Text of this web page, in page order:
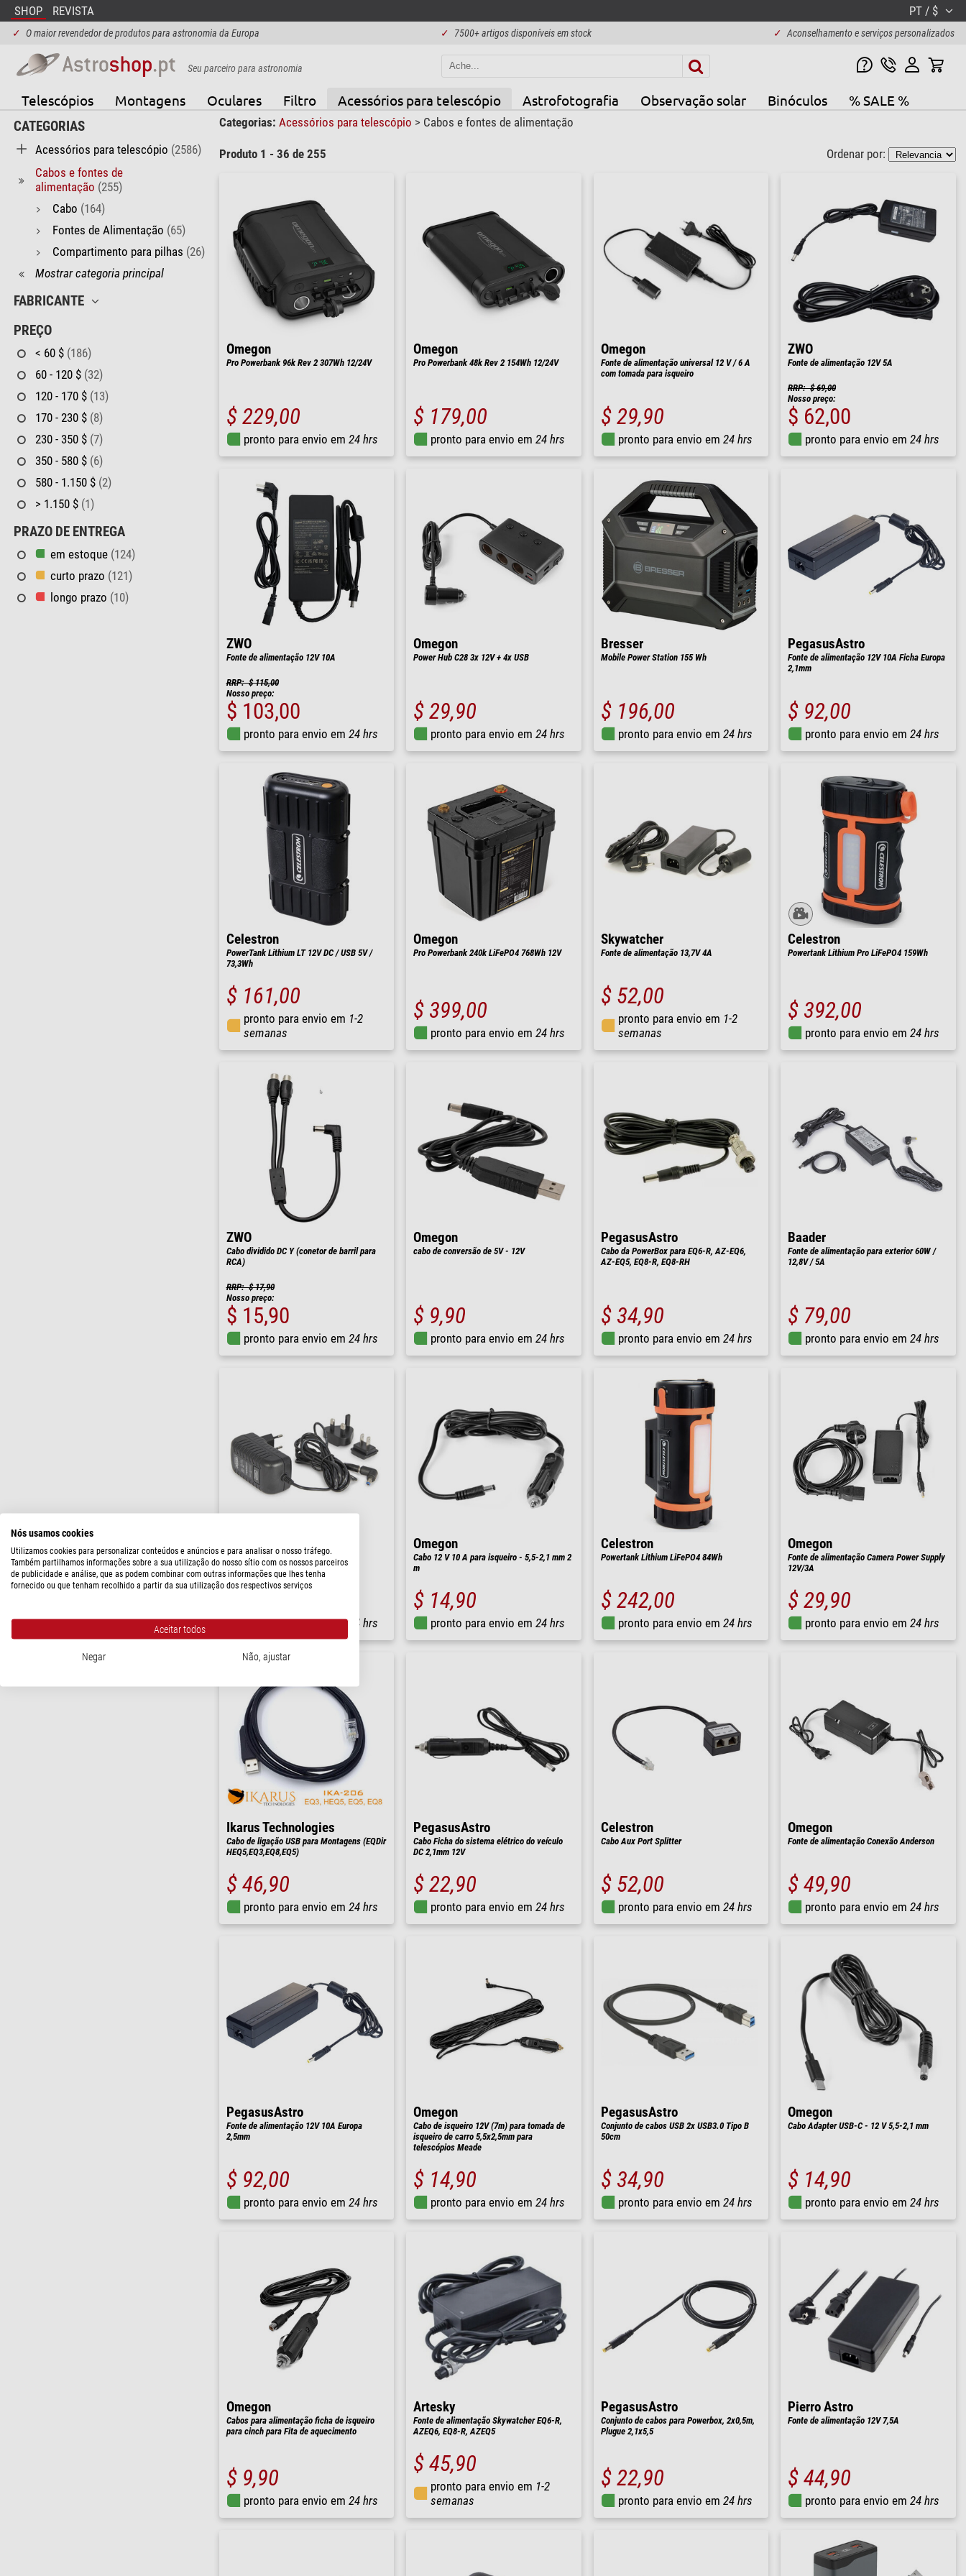
SHOP REVISTA PT / $
✓ O maior revendedor de produtos para astronomia da Europa ✓ 7500+ artigos disponíveis em stock ✓ Aconselhamento e serviços personalizados
Seu parceiro para astronomia
Telescópios Montagens Oculares Filtro Acessórios para telescópio Astrofotografia Observação solar Binóculos % SALE %
CATEGORIAS
Acessórios para telescópio (2586)
Cabos e fontes de
alimentação (255)
Cabo (164)
Fontes de Alimentação (65)
Compartimento para pilhas (26)
Mostrar categoria principal
FABRICANTE
PREÇO
< 60 $ (186)
60 - 120 $ (32)
120 - 170 $ (13)
170 - 230 $ (8)
230 - 350 $ (7)
350 - 580 $ (6)
580 - 1.150 $ (2)
> 1.150 $ (1)
PRAZO DE ENTREGA
em estoque (124)
curto prazo (121)
longo prazo (10)
Categorias: Acessórios para telescópio > Cabos e fontes de alimentação
Produto 1 - 36 de 255 Ordenar por:
Omegon
Pro Powerbank 96k Rev 2 307Wh 12/24V
$ 229,00
pronto para envio em 24 hrs
Omegon
Pro Powerbank 48k Rev 2 154Wh 12/24V
$ 179,00
pronto para envio em 24 hrs
Omegon
Fonte de alimentação universal 12 V / 6 A
com tomada para isqueiro
$ 29,90
pronto para envio em 24 hrs
ZWO
Fonte de alimentação 12V 5A
RRP: $ 69,00
Nosso preço:
$ 62,00
pronto para envio em 24 hrs
ZWO
Fonte de alimentação 12V 10A
RRP: $ 115,00
Nosso preço:
$ 103,00
pronto para envio em 24 hrs
Omegon
Power Hub C28 3x 12V + 4x USB
$ 29,90
pronto para envio em 24 hrs
Bresser
Mobile Power Station 155 Wh
$ 196,00
pronto para envio em 24 hrs
PegasusAstro
Fonte de alimentação 12V 10A Ficha Europa
2,1mm
$ 92,00
pronto para envio em 24 hrs
Celestron
PowerTank Lithium LT 12V DC / USB 5V /
73,3Wh
$ 161,00
pronto para envio em 1-2
semanas
Omegon
Pro Powerbank 240k LiFePO4 768Wh 12V
$ 399,00
pronto para envio em 24 hrs
Skywatcher
Fonte de alimentação 13,7V 4A
$ 52,00
pronto para envio em 1-2
semanas
Celestron
Powertank Lithium Pro LiFePO4 159Wh
$ 392,00
pronto para envio em 24 hrs
ZWO
Cabo dividido DC Y (conetor de barril para
RCA)
RRP: $ 17,90
Nosso preço:
$ 15,90
pronto para envio em 24 hrs
Omegon
cabo de conversão de 5V - 12V
$ 9,90
pronto para envio em 24 hrs
PegasusAstro
Cabo da PowerBox para EQ6-R, AZ-EQ6,
AZ-EQ5, EQ8-R, EQ8-RH
$ 34,90
pronto para envio em 24 hrs
Baader
Fonte de alimentação para exterior 60W /
12,8V / 5A
$ 79,00
pronto para envio em 24 hrs
Baader
Fonte de alimentação OTP II 19W
pronto para envio em24 hrs
Omegon
Cabo 12 V 10 A para isqueiro - 5,5-2,1 mm 2
m
$ 14,90
pronto para envio em 24 hrs
Celestron
Powertank Lithium LiFePO4 84Wh
$ 242,00
pronto para envio em 24 hrs
Omegon
Fonte de alimentação Camera Power Supply
12V/3A
$ 29,90
pronto para envio em 24 hrs
Ikarus Technologies
Cabo de ligação USB para Montagens (EQDir
HEQ5,EQ3,EQ8,EQ5)
$ 46,90
pronto para envio em 24 hrs
PegasusAstro
Cabo Ficha do sistema elétrico do veículo
DC 2,1mm 12V
$ 22,90
pronto para envio em 24 hrs
Celestron
Cabo Aux Port Splitter
$ 52,00
pronto para envio em 24 hrs
Omegon
Fonte de alimentação Conexão Anderson
$ 49,90
pronto para envio em 24 hrs
PegasusAstro
Fonte de alimentação 12V 10A Europa
2,5mm
$ 92,00
pronto para envio em 24 hrs
Omegon
Cabo de isqueiro 12V (7m) para tomada de
isqueiro de carro 5,5x2,5mm para
telescópios Meade
$ 14,90
pronto para envio em 24 hrs
PegasusAstro
Conjunto de cabos USB 2x USB3.0 Tipo B
50cm
$ 34,90
pronto para envio em 24 hrs
Omegon
Cabo Adapter USB-C - 12 V 5,5-2,1 mm
$ 14,90
pronto para envio em 24 hrs
Omegon
Cabos para alimentação ficha de isqueiro
para cinch para Fita de aquecimento
$ 9,90
pronto para envio em 24 hrs
Artesky
Fonte de alimentação Skywatcher EQ6-R,
AZEQ6, EQ8-R, AZEQ5
$ 45,90
pronto para envio em 1-2
semanas
PegasusAstro
Conjunto de cabos para Powerbox, 2x0,5m,
Plugue 2,1x5,5
$ 22,90
pronto para envio em 24 hrs
Pierro Astro
Fonte de alimentação 12V 7,5A
$ 44,90
pronto para envio em 24 hrs
Nós usamos cookies
Utilizamos cookies para personalizar conteúdos e anúncios e para analisar o nosso tráfego.
Também partilhamos informações sobre a sua utilização do nosso sítio com os nossos parceiros
de publicidade e análise, que as podem combinar com outras informações que lhes tenha
fornecido ou que tenham recolhido a partir da sua utilização dos respectivos serviços
Aceitar todos
Negar Não, ajustar